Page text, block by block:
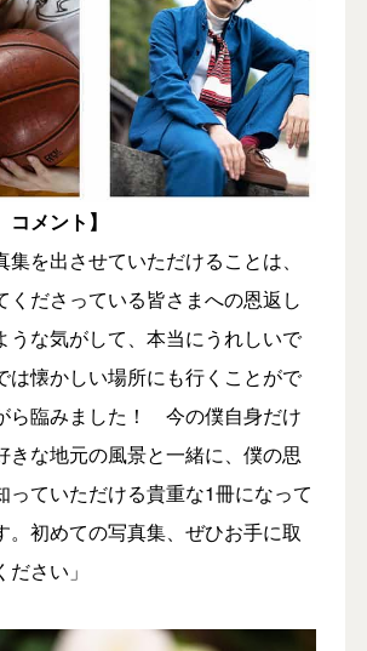
コメント】
集を出させていただけることは、
くださっている皆さまへの恩返し
うな気がして、本当にうれしいで
は懐かしい場所にも行くことがで
ら臨みました！ 今の僕自身だけ
きな地元の風景と一緒に、僕の思
っていただける貴重な1冊になって
。初めての写真集、ぜひお手に取
さい」